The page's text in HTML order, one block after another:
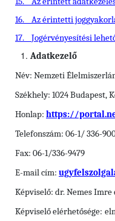
16.
Az érintetti
17.
Jogérvényesítési
Adatkezelő
Név: Nemzeti
Székhely: 1024 Budapest,
Honlap: https://
Telefonszám: 06-1/ 336-
Fax: 06-1/336-9479
E-mail cím:
Képviselő: dr. Nemes Imre
Képviselő elérhetősége: